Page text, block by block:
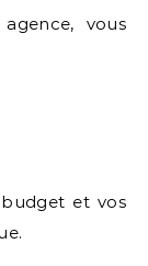
vous
et vos